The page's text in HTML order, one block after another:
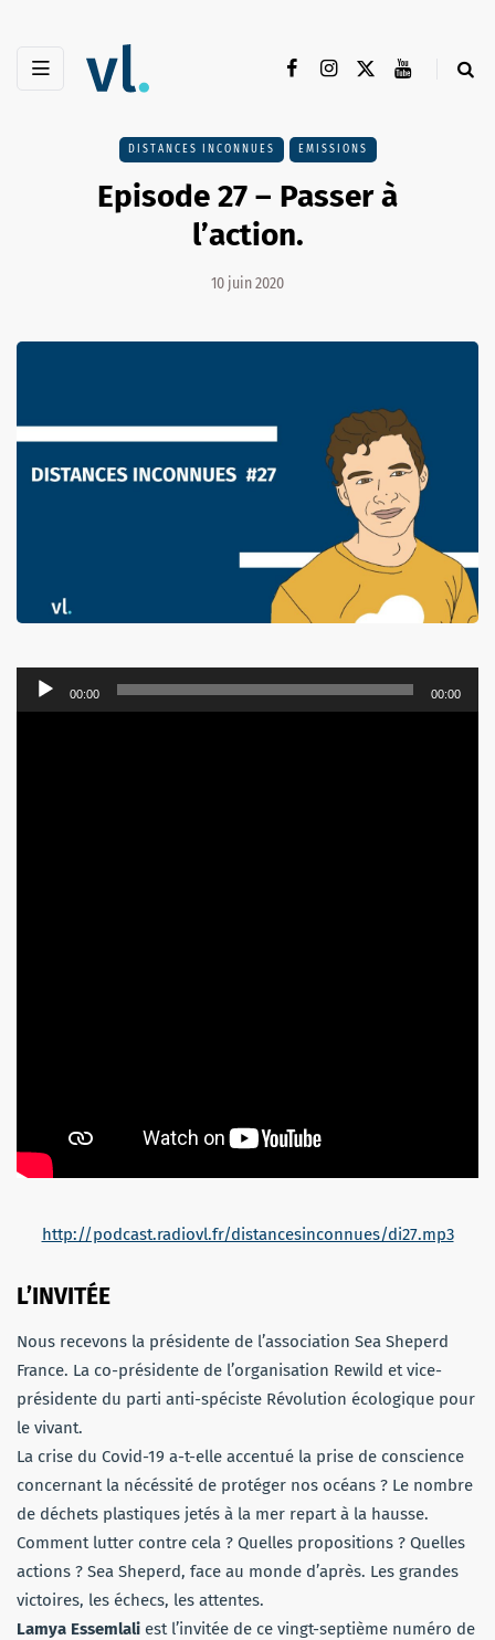
DISTANCES INCONNUES EMISSIONS
Episode 27 – Passer à
l’action.
10 juin 2020
Lecteur
audio
00:00 00:00
http://podcast.radiovl.fr/distancesinconnues/di27.mp3
L’INVITÉE
Nous recevons la présidente de l’association Sea Sheperd
France. La co-présidente de l’organisation Rewild et vice-
présidente du parti anti-spéciste Révolution écologique pour
le vivant.
La crise du Covid-19 a-t-elle accentué la prise de conscience
concernant la nécéssité de protéger nos océans ? Le nombre
de déchets plastiques jetés à la mer repart à la hausse.
Comment lutter contre cela ? Quelles propositions ? Quelles
actions ? Sea Sheperd, face au monde d’après. Les grandes
victoires, les échecs, les attentes.
Lamya Essemlali est l’invitée de ce vingt-septième numéro de